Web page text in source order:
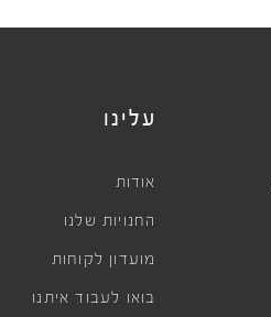
עלינו
אודות
החנויות שלנו
מועדון לקוחות
בואו לעבוד איתנו